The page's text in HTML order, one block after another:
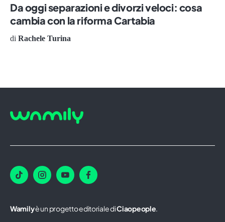
Da oggi separazioni e divorzi veloci: cosa
cambia con la riforma Cartabia
di Rachele Turina
Wamilyè un progetto editoriale diCiaopeople